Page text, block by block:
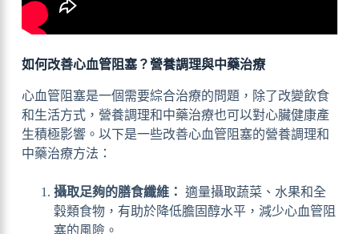
如何改善心血管阻塞？營養調理與中藥治療
心血管阻塞是一個需要綜合治療的問題，除了改變飲食
和生活方式，營養調理和中藥治療也可以對心臟健康產
生積極影響。以下是一些改善心血管阻塞的營養調理和
中藥治療方法：
攝取足夠的膳食纖維： 適量攝取蔬菜、水果和全
穀類食物，有助於降低膽固醇水平，減少心血管阻
塞的風險。